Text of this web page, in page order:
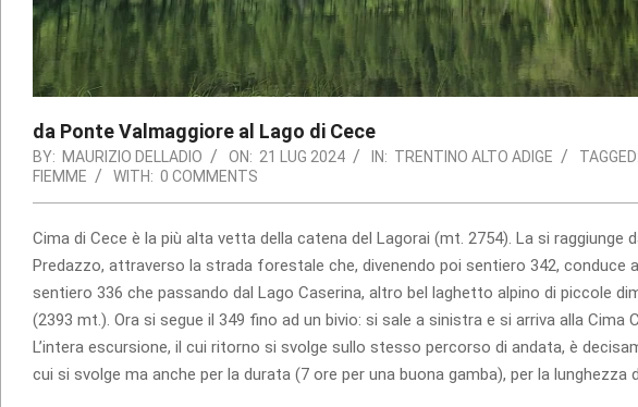
da Ponte Valmaggiore al Lago di Cece
BY: MAURIZIO DELLADIO ON: 21 LUG 2024 IN: TRENTINO ALTO ADIGE TAGGED:
FIEMME
WITH: 0 COMMENTS
Cima di Cece è la più alta vetta della catena del Lagorai (mt. 2754). La si raggiunge
Predazzo, attraverso la strada forestale che, divenendo poi sentiero 342, conduce
sentiero 336 che passando dal Lago Caserina, altro bel laghetto alpino di piccole
(2393 mt.). Ora si segue il 349 fino ad un bivio: si sale a sinistra e si arriva alla Cima
L’intera escursione, il cui ritorno si svolge sullo stesso percorso di andata, è
cui si svolge ma anche per la durata (7 ore per una buona gamba), per la lunghezza